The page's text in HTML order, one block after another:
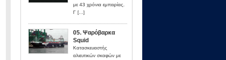
με 43 χρόνια εμπειρίας.
Γ [...]
05. Ψαρόβαρκα
Squid
Κατασκευαστής
αλιευτικών σκαφών με